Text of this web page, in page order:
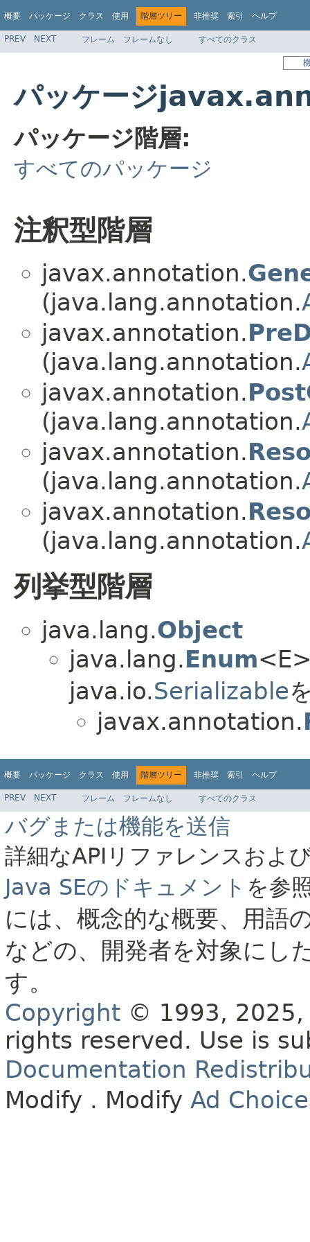
概要 パッケージ クラス 使用 階層ツリー 非推奨 索引 ヘルプ
PREV NEXT フレーム フレームなし すべてのクラス
パッケージ
パッケージ階層:
すべてのパッケージ
注釈型階層
javax.annotation.
(java.lang.annotation.
javax.annotation.
(java.lang.annotation.
javax.annotation.
(java.lang.annotation.
javax.annotation.
(java.lang.annotation.
javax.annotation.
(java.lang.annotation.
列挙型階層
java.lang.Object
java.lang.Enum
java.io.Serializable
javax.annotation.
概要 パッケージ クラス 使用 階層ツリー 非推奨 索引 ヘルプ
PREV NEXT フレーム フレームなし すべてのクラス
バグまたは機能を送信
詳細なAPIリファレンスおよ
Java SEのドキュメント を参
には、概念的な概要、用語
などの、開発者を対象にし
す。
Copyright © 1993,
rights reserved. Use is
Documentation
Modify . Modify Ad